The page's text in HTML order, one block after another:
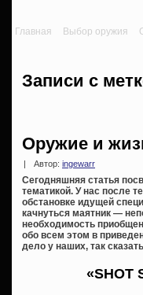
Главная Выбор оружия
Записи с
Оружие и
Автор: ingewarr
Сегодняшняя статья
тематикой. У нас после
обстановке идущей
качнуться маятник —
необходимость
обо всем этом в
дело у наших, так
«SHOT